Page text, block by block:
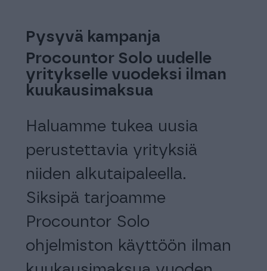
Pysyvä kampanja
Procountor Solo uudelle
yritykselle vuodeksi ilman
kuukausimaksua
Haluamme tukea uusia
perustettavia yrityksiä
niiden alkutaipaleella.
Siksipä tarjoamme
Procountor Solo
ohjelmiston käyttöön ilman